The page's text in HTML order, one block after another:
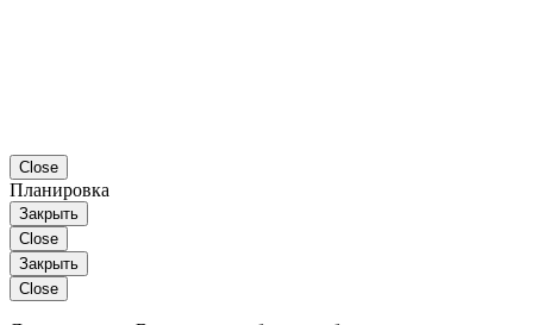
Close
Планировка
Закрыть
Close
Закрыть
Close